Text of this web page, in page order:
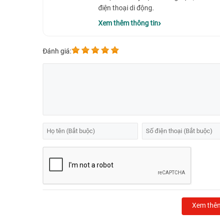
điện thoại di động.
Xem thêm thông tin
Đánh giá:
Xem